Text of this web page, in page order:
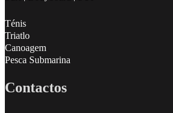
Ténis
Triatlo
Canoagem
Pesca Submarina
Contactos